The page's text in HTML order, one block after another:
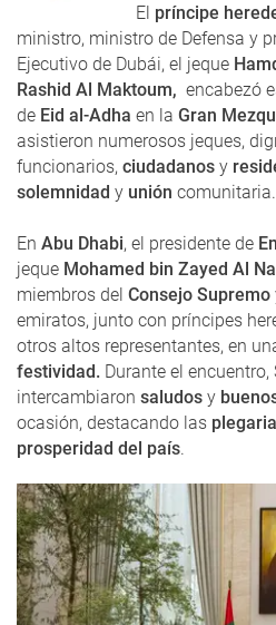
El príncipe
ministro, ministro de Defensa y
Ejecutivo de Dubái, el jeque
Rashid Al Maktoum, encabezó
de Eid al-Adha en la Gran
asistieron numerosos jeques,
funcionarios, ciudadanos y
solemnidad y unión comunitaria.
En Abu Dhabi, el presidente de
jeque Mohamed bin Zayed Al
miembros del Consejo Supremo
emiratos, junto con príncipes
otros altos representantes, en
festividad. Durante el encuentro,
intercambiaron saludos y
ocasión, destacando las
prosperidad del país.